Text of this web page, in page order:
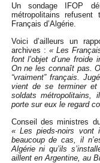
Un sondage IFOP
métropolitains
Français d’Algérie.
Voici d’ailleurs un
archives : « Les
font l’objet d’une froide
On ne les connaît pas.
“vraiment” français.
vient de se terminer
soldats métropolitains,
porte sur eux le regard
Conseil des ministres
« Les pieds-noirs vont
beaucoup de cas, il
Algérie ni qu’ils
aillent en Argentine, au